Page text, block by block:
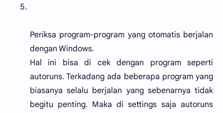
Periksa program-program yang otomatis berjalan
dengan Windows.
Hal ini bisa di cek dengan program seperti
autoruns. Terkadang ada beberapa program yang
biasanya selalu berjalan yang sebenarnya tidak
begitu penting. Maka di settings saja autoruns